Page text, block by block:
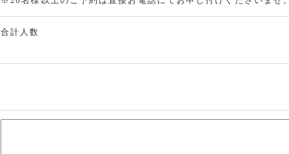
合計人数